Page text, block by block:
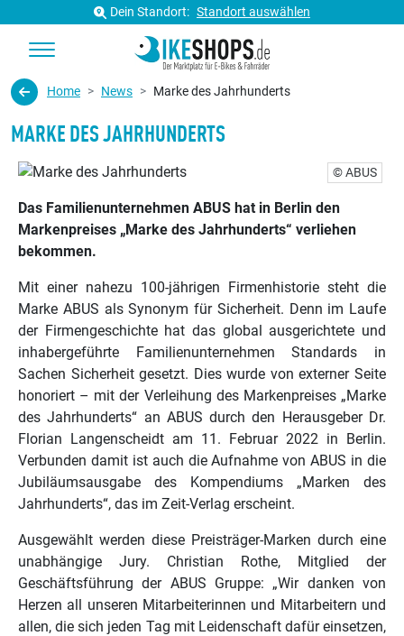
Dein Standort: Standort auswählen
Home News Marke des Jahrhunderts
MARKE DES JAHRHUNDERTS
© ABUS
Das Familienunternehmen ABUS hat in Berlin den
Markenpreises „Marke des Jahrhunderts“ verliehen
bekommen.
Mit einer nahezu 100-jährigen Firmenhistorie steht die
Marke ABUS als Synonym für Sicherheit. Denn im Laufe
der Firmengeschichte hat das global ausgerichtete und
inhabergeführte Familienunternehmen Standards in
Sachen Sicherheit gesetzt. Dies wurde von externer Seite
honoriert – mit der Verleihung des Markenpreises „Marke
des Jahrhunderts“ an ABUS durch den Herausgeber Dr.
Florian Langenscheidt am 11. Februar 2022 in Berlin.
Verbunden damit ist auch die Aufnahme von ABUS in die
Jubiläumsausgabe des Kompendiums „Marken des
Jahrhunderts“, das im Zeit-Verlag erscheint.
Ausgewählt werden diese Preisträger-Marken durch eine
unabhängige Jury. Christian Rothe, Mitglied der
Geschäftsführung der ABUS Gruppe: „Wir danken von
Herzen all unseren Mitarbeiterinnen und Mitarbeitern und
allen, die sich jeden Tag mit Leidenschaft dafür einsetzen,